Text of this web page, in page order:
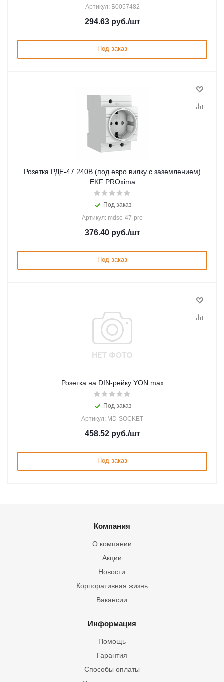
Артикул: Б0057482
294.63руб./шт
Под заказ
Розетка РДЕ-47 240В (под евро вилку с заземлением)
EKF PROxima
Под заказ
Артикул: mdse-47-pro
376.40руб./шт
Под заказ
Розетка на DIN-рейку YON max
Под заказ
Артикул: MD-SOCKET
458.52руб./шт
Под заказ
Компания
О компании
Акции
Новости
Корпоративная жизнь
Вакансии
Информация
Помощь
Гарантия
Способы оплаты